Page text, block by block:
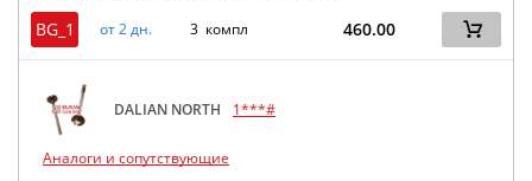
BG_1
от 2 дн. 3 компл 460.00
DALIAN NORTH 1***#
Аналоги и сопутствующие